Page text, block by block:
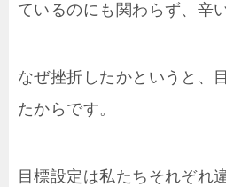
ているのにも関わらず、辛
なぜ挫折したかというと、
たからです。
目標設定は私たちそれぞれ